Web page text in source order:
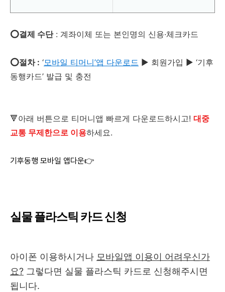
⭕결제 수단: 계좌이체 또는 본인명의 신용·체크카드
⭕절차 : ‘모바일 티머니’앱 다운로드 ▶ 회원가입 ▶ ‘기후
동행카드’ 발급 및 충전
🔻아래 버튼으로 티머니앱 빠르게 다운로드하시고! 대중
교통 무제한으로 이용하세요.
기후동행 모바일 앱다운👉
실물 플라스틱 카드 신청
아이폰 이용하시거나 모바일앱 이용이 어려우신가
요? 그렇다면 실물 플라스틱 카드로 신청해주시면
됩니다.